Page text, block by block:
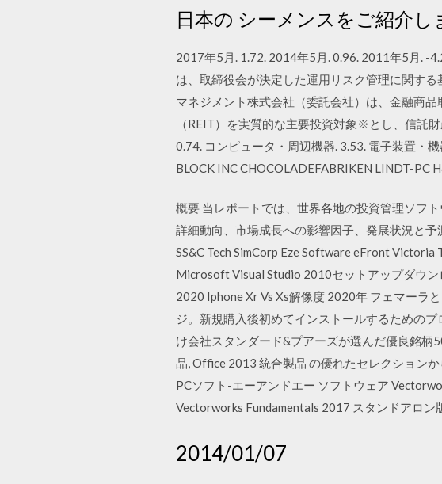
日本の シーメンスをご紹介し
2017年5月. 1.72. 2014年5月. 0.96. 2011年5月. -
は、取締役会が決定した運用リスク管理に関す
マネジメント株式会社（委託会社）は、金融商
（REIT）を実質的な主要投資対象※とし、信託
0.74. コンピュータ・周辺機器. 3.53. 電子装置・
BLOCK INC CHOCOLADEFABRIKEN LINDT-PC
概要 当レポートでは、世界各地の投資管理ソフ
詳細動向、市場成長への影響因子、発展状況と
SS&C Tech SimCorp Eze Software eFront
Microsoft Visual Studio 2010セットアップダウ
2020 Iphone Xr Vs Xs解像度 2020年 フェマーラ
ジ。新規購入後初めてインストールするための
け会社スタンダード&プアーズが選んだ優良銘
品, Office 2013 統合製品 の優れたセレクション
PCソフト-エーアンドエー ソフトウェア
Vectorworks Fundamentals 2017 スタンドアロ
2014/01/07